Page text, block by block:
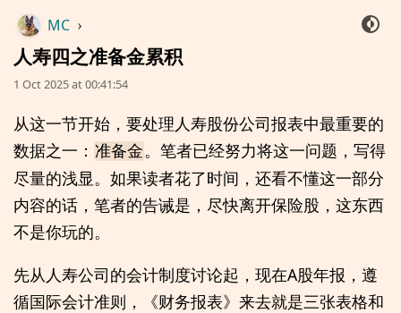
MC ›
人寿四之准备金累积
1 Oct 2025 at 00:41:54
从这一节开始，要处理人寿股份公司报表中最重要的
数据之一： 准备金。笔者已经努力将这一问题，写得
尽量的浅显。如果读者花了时间，还看不懂这一部分
内容的话，笔者的告诫是，尽快离开保险股，这东西
不是你玩的。
先从人寿公司的会计制度讨论起，现在A股年报，遵
循国际会计准则，《财务报表》来去就是三张表格和